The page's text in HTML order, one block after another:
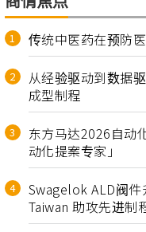
传统中医药在预防
从经验驱动到数据
成型制程
东方马达2026自动
动化提案专家」
Swagelok ALD阀件
Taiwan 助攻先进制